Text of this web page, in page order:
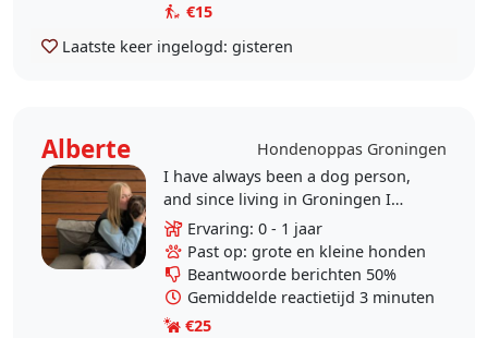
€15
Laatste keer ingelogd: gisteren
Alberte
Hondenoppas Groningen
I have always been a dog person,
and since living in Groningen I
have missed going on long walks
and just hanging out with dogs in
general. At home,..
Ervaring: 0 - 1 jaar
Past op: grote en kleine honden
Beantwoorde berichten 50%
Gemiddelde reactietijd 3 minuten
€25